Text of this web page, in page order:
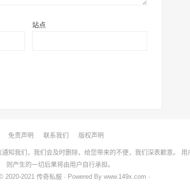
站点
免责声明 联系我们 版权声明
知我们，我们会及时删除，给您带来的不便，我们深表歉意。
则产生的一切后果将由用户自行承担。
2020-2021 传奇私服 · Powered By www.149x.com ·